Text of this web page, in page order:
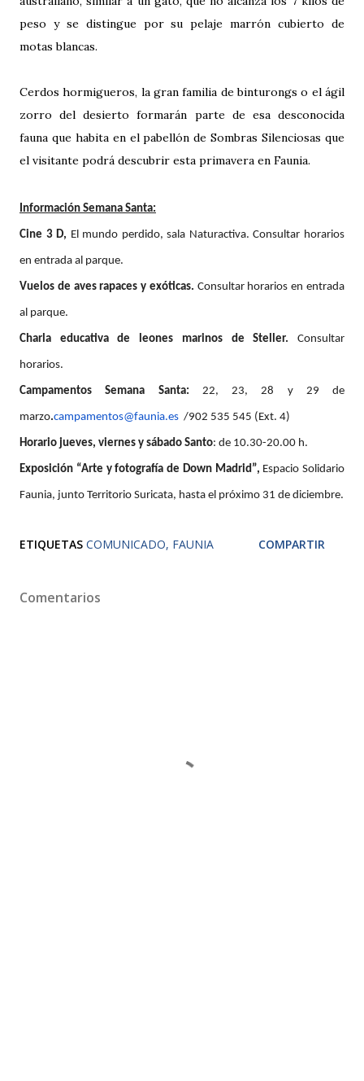
peso y se distingue por su pelaje marrón cubierto de
motas blancas.
Cerdos hormigueros, la gran familia de binturongs o el ágil
zorro del desierto formarán parte de esa desconocida
fauna que habita en el pabellón de Sombras Silenciosas que
el visitante podrá descubrir esta primavera en Faunia.
Información Semana Santa:
Cine 3 D, El mundo perdido, sala Naturactiva. Consultar horarios
en entrada al parque.
Vuelos de aves rapaces y exóticas. Consultar horarios en entrada
al parque.
Charla educativa de leones marinos de Steller. Consultar
horarios.
Campamentos Semana Santa: 22, 23, 28 y 29 de
marzo.campamentos@faunia.es /902 535 545 (Ext. 4)
Horario jueves, viernes y sábado Santo: de 10.30-20.00 h.
Exposición “Arte y fotografía de Down Madrid”, Espacio Solidario
Faunia, junto Territorio Suricata, hasta el próximo 31 de diciembre.
ETIQUETAS COMUNICADO FAUNIA COMPARTIR
Comentarios